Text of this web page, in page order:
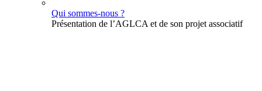
Qui sommes-nous ?
Présentation de l’AGLCA et de son projet associatif